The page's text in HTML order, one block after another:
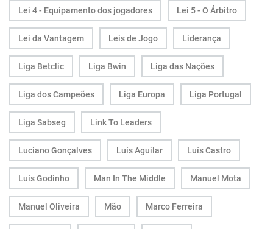
Lei 4 - Equipamento dos jogadores Lei 5 - O Árbitro
Lei da Vantagem Leis de Jogo Liderança
Liga Betclic Liga Bwin Liga das Nações
Liga dos Campeões Liga Europa Liga Portugal
Liga Sabseg Link To Leaders
Luciano Gonçalves Luís Aguilar Luís Castro
Luís Godinho Man In The Middle Manuel Mota
Manuel Oliveira Mão Marco Ferreira